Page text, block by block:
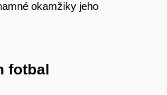
okamžiky jeho
fotbal